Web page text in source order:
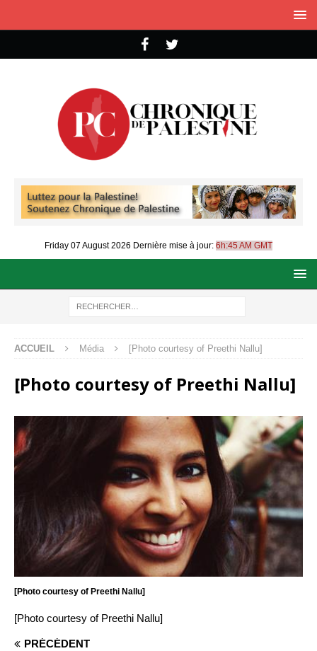
Friday 07 August 2026 Dernière mise à jour: 6h:45 AM GMT
ACCUEIL Média [Photo courtesy of Preethi Nallu]
[Photo courtesy of Preethi Nallu]
[Photo courtesy of Preethi Nallu]
[Photo courtesy of Preethi Nallu]
PRÉCÉDENT